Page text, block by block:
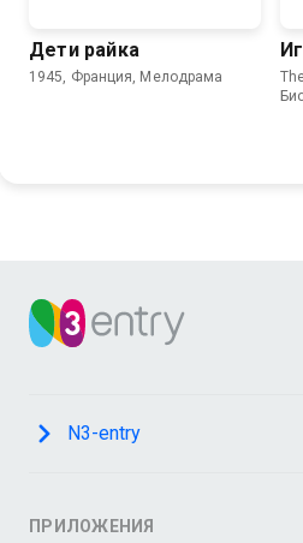
Дети райка
1945, Франция, Мелодрама
N3-entry
ПРИЛОЖЕНИЯ